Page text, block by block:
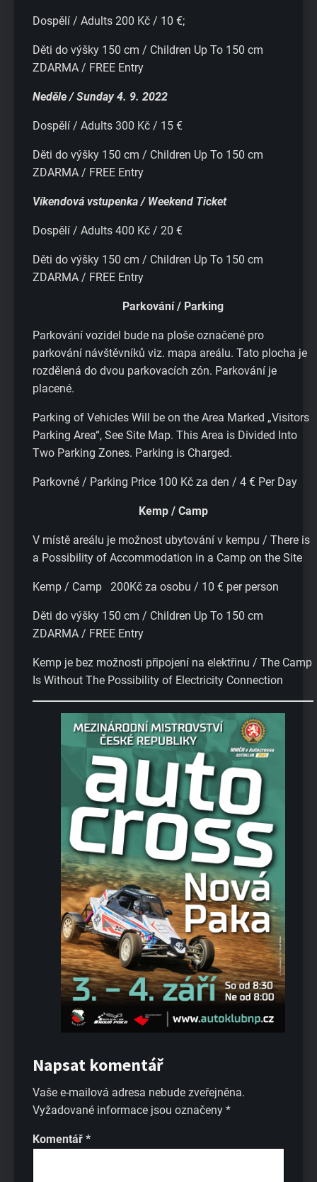
Dospělí / Adults 200 Kč / 10 €;
Děti do výšky 150 cm / Children Up To 150 cm
ZDARMA / FREE Entry
Neděle / Sunday 4. 9. 2022
Dospělí / Adults 300 Kč / 15 €
Děti do výšky 150 cm / Children Up To 150 cm
ZDARMA / FREE Entry
Víkendová vstupenka / Weekend Ticket
Dospělí / Adults 400 Kč / 20 €
Děti do výšky 150 cm / Children Up To 150 cm
ZDARMA / FREE Entry
Parkování / Parking
Parkování vozidel bude na ploše označené pro
parkování návštěvníků viz. mapa areálu. Tato plocha je
rozdělená do dvou parkovacích zón. Parkování je
placené.
Parking of Vehicles Will be on the Area Marked „Visitors
Parking Area“, See Site Map. This Area is Divided Into
Two Parking Zones. Parking is Charged.
Parkovné / Parking Price 100 Kč za den / 4 € Per Day
Kemp / Camp
V místě areálu je možnost ubytování v kempu / There is
a Possibility of Accommodation in a Camp on the Site
Kemp / Camp 200Kč za osobu / 10 € per person
Děti do výšky 150 cm / Children Up To 150 cm
ZDARMA / FREE Entry
Kemp je bez možnosti připojení na elektřinu / The Camp
Is Without The Possibility of Electricity Connection
Napsat komentář
Vaše e-mailová adresa nebude zveřejněna.
Vyžadované informace jsou označeny *
Komentář *